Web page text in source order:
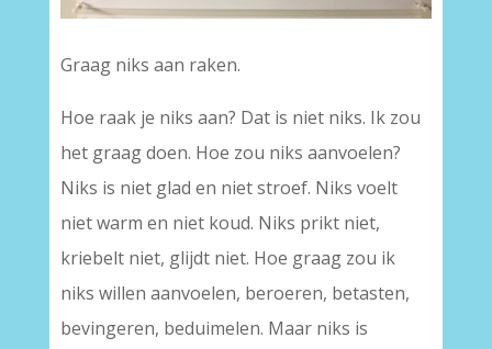
Graag niks aan raken.
Hoe raak je niks aan? Dat is niet niks. Ik zou
het graag doen. Hoe zou niks aanvoelen?
Niks is niet glad en niet stroef. Niks voelt
niet warm en niet koud. Niks prikt niet,
kriebelt niet, glijdt niet. Hoe graag zou ik
niks willen aanvoelen, beroeren, betasten,
bevingeren, beduimelen. Maar niks is